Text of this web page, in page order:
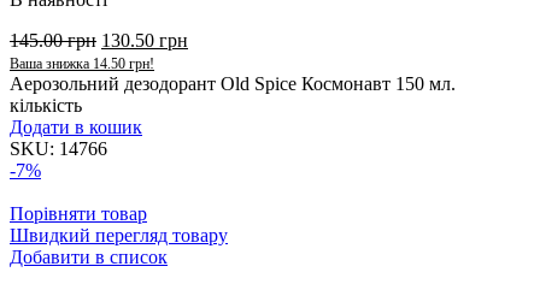
145.00грн 130.50 грн
Ваша знижка 14.50 грн!
Аерозольний дезодорант Old Spice Космонавт 150 мл.
кількість
Додати в кошик
SKU: 14766
-7%
Порівняти товар
Швидкий перегляд товару
Добавити в список